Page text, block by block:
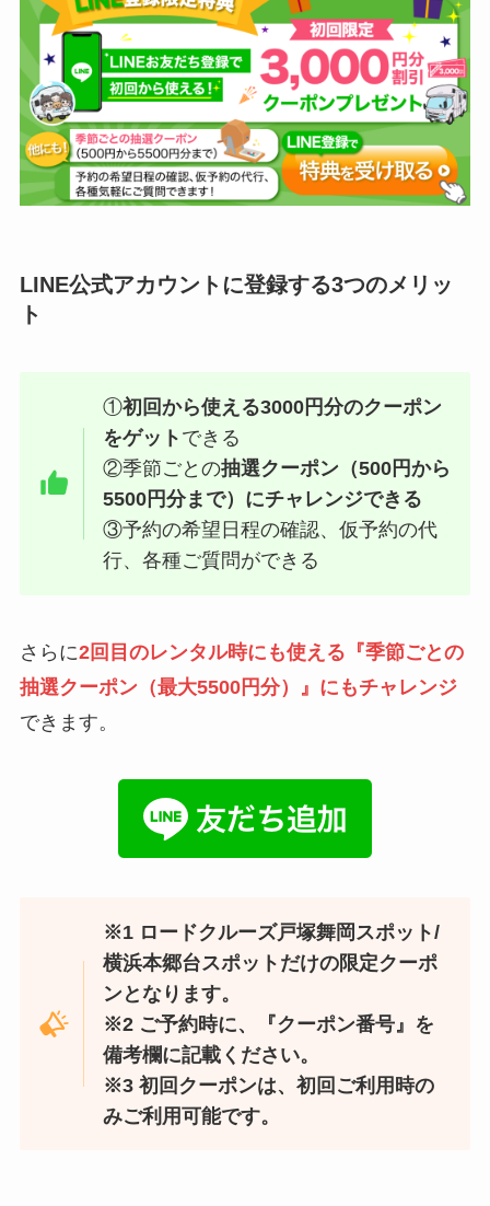
LINE公式アカウントに登録する3つのメリッ
ト
①初回から使える3000円分のクーポン
をゲット できる
②季節ごとの抽選クーポン（500円から
5500円分まで）にチャレンジできる
③予約の希望日程の確認、仮予約の代
行、各種ご質問ができる
さらに2回目のレンタル時にも使える『季節ごとの
抽選クーポン（最大5500円分）』にもチャレンジ
できます。
※1 ロードクルーズ戸塚舞岡スポット/
横浜本郷台スポットだけの限定クーポ
ンとなります。
※2 ご予約時に、『クーポン番号』を
備考欄に記載ください。
※3 初回クーポンは、初回ご利用時の
みご利用可能です。